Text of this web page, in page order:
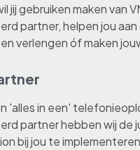
jij gebruiken maken van
partner, helpen jou
verlengen óf maken
'alles in een'
partner hebben wij de
bij jou te